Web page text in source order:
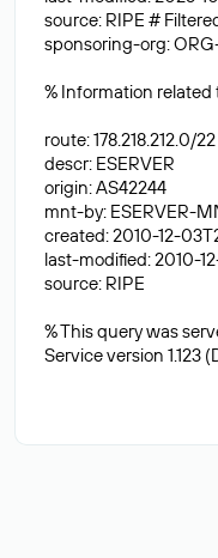
source: RIPE #
sponsoring-org:
% Information related
route: 178.218.212.0/22
descr: ESERVER
origin: AS42244
mnt-by: ESERVER-
created: 2010-12-
last-modified: 2010-
source: RIPE
% This query was
Service version 1.123